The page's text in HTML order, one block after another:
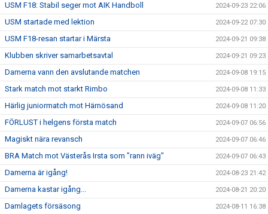
USM F18: Stabil seger mot AIK Handboll 2024-09-23 22:06
USM startade med lektion 2024-09-22 07:30
USM F18-resan startar i Märsta 2024-09-21 09:38
Klubben skriver samarbetsavtal 2024-09-21 09:23
Damerna vann den avslutande matchen 2024-09-08 19:15
Stark match mot starkt Rimbo 2024-09-08 11:33
Härlig juniormatch mot Härnösand 2024-09-08 11:20
FÖRLUST i helgens första match 2024-09-07 06:56
Magiskt nära revansch 2024-09-07 06:46
BRA Match mot Västerås Irsta som "rann iväg" 2024-09-07 06:43
Damerna är igång! 2024-08-23 21:42
Damerna kastar igång... 2024-08-21 20:20
Damlagets försäsong 2024-08-11 16:38